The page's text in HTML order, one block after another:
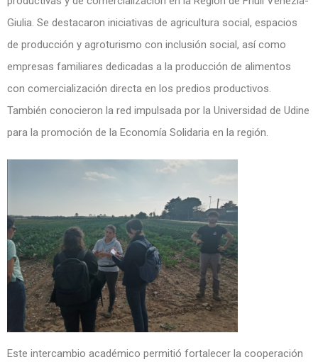
Giulia. Se destacaron iniciativas de agricultura social, espacios
de producción y agroturismo con inclusión social, así como
empresas familiares dedicadas a la producción de alimentos
con comercialización directa en los predios productivos.
También conocieron la red impulsada por la Universidad de Udine
para la promoción de la Economía Solidaria en la región.
Este intercambio académico permitió fortalecer la cooperación